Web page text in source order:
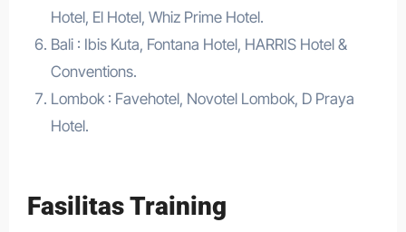
Hotel, El Hotel, Whiz Prime Hotel.
Bali : Ibis Kuta, Fontana Hotel, HARRIS Hotel &
Conventions.
Lombok : Favehotel, Novotel Lombok, D Praya
Hotel.
Fasilitas Training